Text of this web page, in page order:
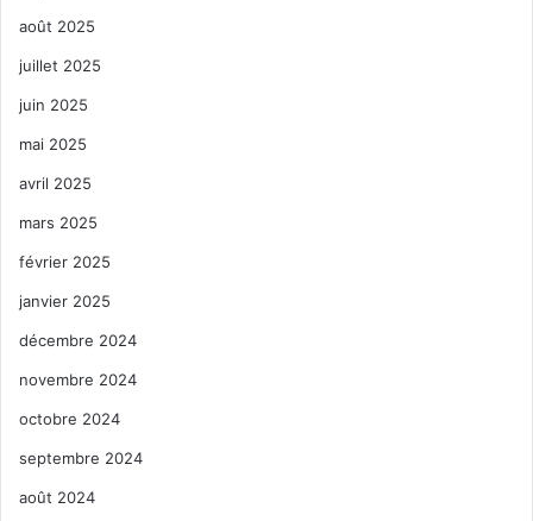
août 2025
juillet 2025
juin 2025
mai 2025
avril 2025
mars 2025
février 2025
janvier 2025
décembre 2024
novembre 2024
octobre 2024
septembre 2024
août 2024